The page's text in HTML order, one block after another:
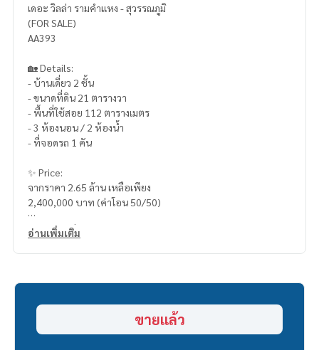
เดอะ วิลล่า รามคำแหง - สุวรรณภูมิ
(FOR SALE)
AA393
🏡 Details:
- บ้านเดี่ยว 2 ชั้น
- ขนาดที่ดิน 21 ตารางวา
- พื้นที่ใช้สอย 112 ตารางเมตร
- 3 ห้องนอน / 2 ห้องน้ำ
- ที่จอดรถ 1 คัน
✨ Price:
จากราคา 2.65 ล้าน เหลือเพียง
2,400,000 บาท (ค่าโอน 50/50)
บริการสินเชื่อฟรี! เลือกได้ทุกธนาคาร
HOME - REAL ESTATE SERVICES
LINE: @homethailand
อ่านเพิ่มเติม
ขายแล้ว